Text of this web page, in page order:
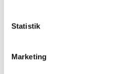
Statistik
Marketing
mange
butikker